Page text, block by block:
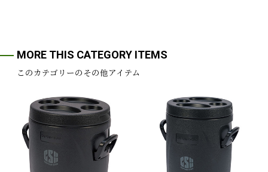
MORE THIS CATEGORY ITEMS
このカテゴリーのその他アイテム